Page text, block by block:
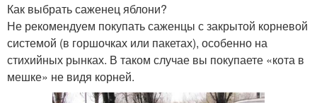
Как выбрать саженец яблони?
Не рекомендуем покупать саженцы с закрытой корневой
системой (в горшочках или пакетах), особенно на
стихийных рынках. В таком случае вы покупаете «кота в
мешке» не видя корней.